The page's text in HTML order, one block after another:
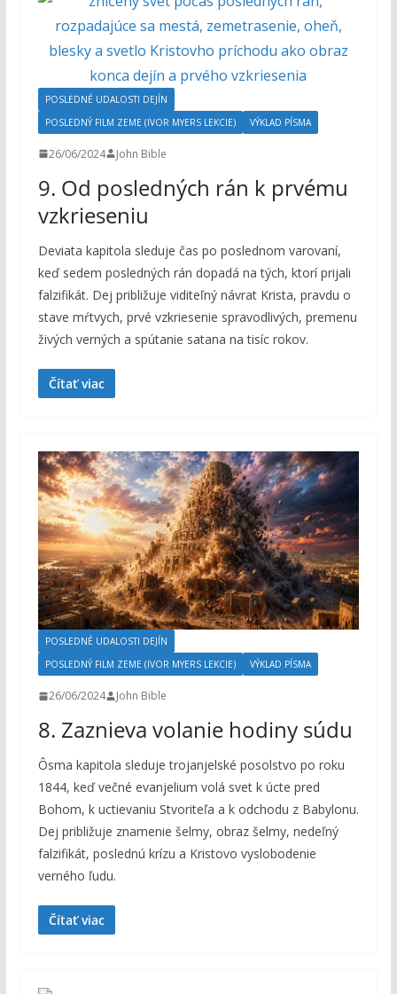
POSLEDNÉ UDALOSTI DEJÍN
POSLEDNÝ FILM ZEME (IVOR MYERS LEKCIE)
VÝKLAD PÍSMA
26/06/2024 John Bible
9. Od posledných rán k prvému
vzkrieseniu
Deviata kapitola sleduje čas po poslednom varovaní,
keď sedem posledných rán dopadá na tých, ktorí prijali
falzifikát. Dej približuje viditeľný návrat Krista, pravdu o
stave mŕtvych, prvé vzkriesenie spravodlivých, premenu
živých verných a spútanie satana na tisíc rokov.
Čítať viac
POSLEDNÉ UDALOSTI DEJÍN
POSLEDNÝ FILM ZEME (IVOR MYERS LEKCIE)
VÝKLAD PÍSMA
26/06/2024 John Bible
8. Zaznieva volanie hodiny súdu
Ôsma kapitola sleduje trojanjelské posolstvo po roku
1844, keď večné evanjelium volá svet k úcte pred
Bohom, k uctievaniu Stvoriteľa a k odchodu z Babylonu.
Dej približuje znamenie šelmy, obraz šelmy, nedeľný
falzifikát, poslednú krízu a Kristovo vyslobodenie
verného ľudu.
Čítať viac